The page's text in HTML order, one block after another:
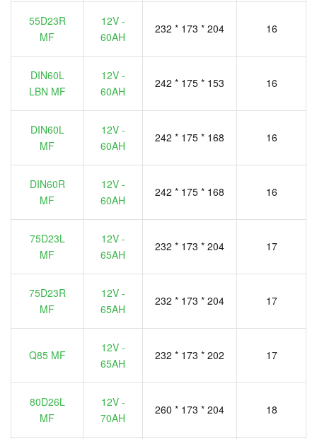
55D23R
MF
12V -
60AH
232 * 173 * 204 16
DIN60L
LBN MF
12V -
60AH
242 * 175 * 153 16
DIN60L
MF
12V -
60AH
242 * 175 * 168 16
DIN60R
MF
12V -
60AH
242 * 175 * 168 16
75D23L
MF
12V -
65AH
232 * 173 * 204 17
75D23R
MF
12V -
65AH
232 * 173 * 204 17
Q85 MF
12V -
65AH
232 * 173 * 202 17
80D26L
MF
12V -
70AH
260 * 173 * 204 18